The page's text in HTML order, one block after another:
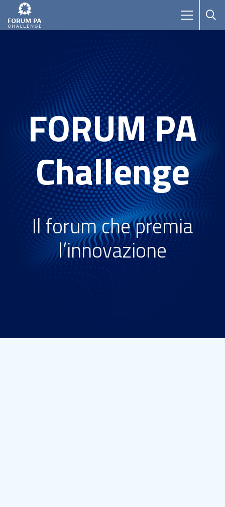
FORUM PA
Challenge
Il forum che premia
l’innovazione